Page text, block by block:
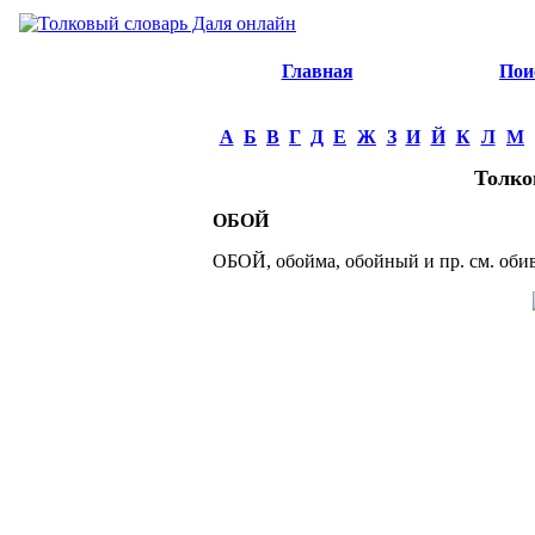
Главная
А Б В Г Д Е Ж З И Й К Л М
ОБОЙ
ОБОЙ, обойма, обойный и пр. см.